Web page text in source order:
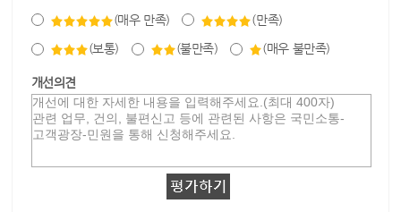
(매우 만족) (만족)
(보통) (불만족) (매우 불만족)
개선의견